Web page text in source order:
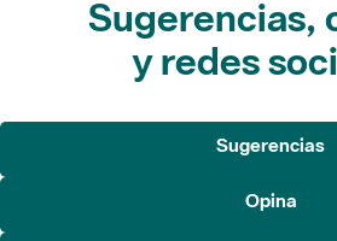
Sugerencias,
y redes
Sugerencias
Opina